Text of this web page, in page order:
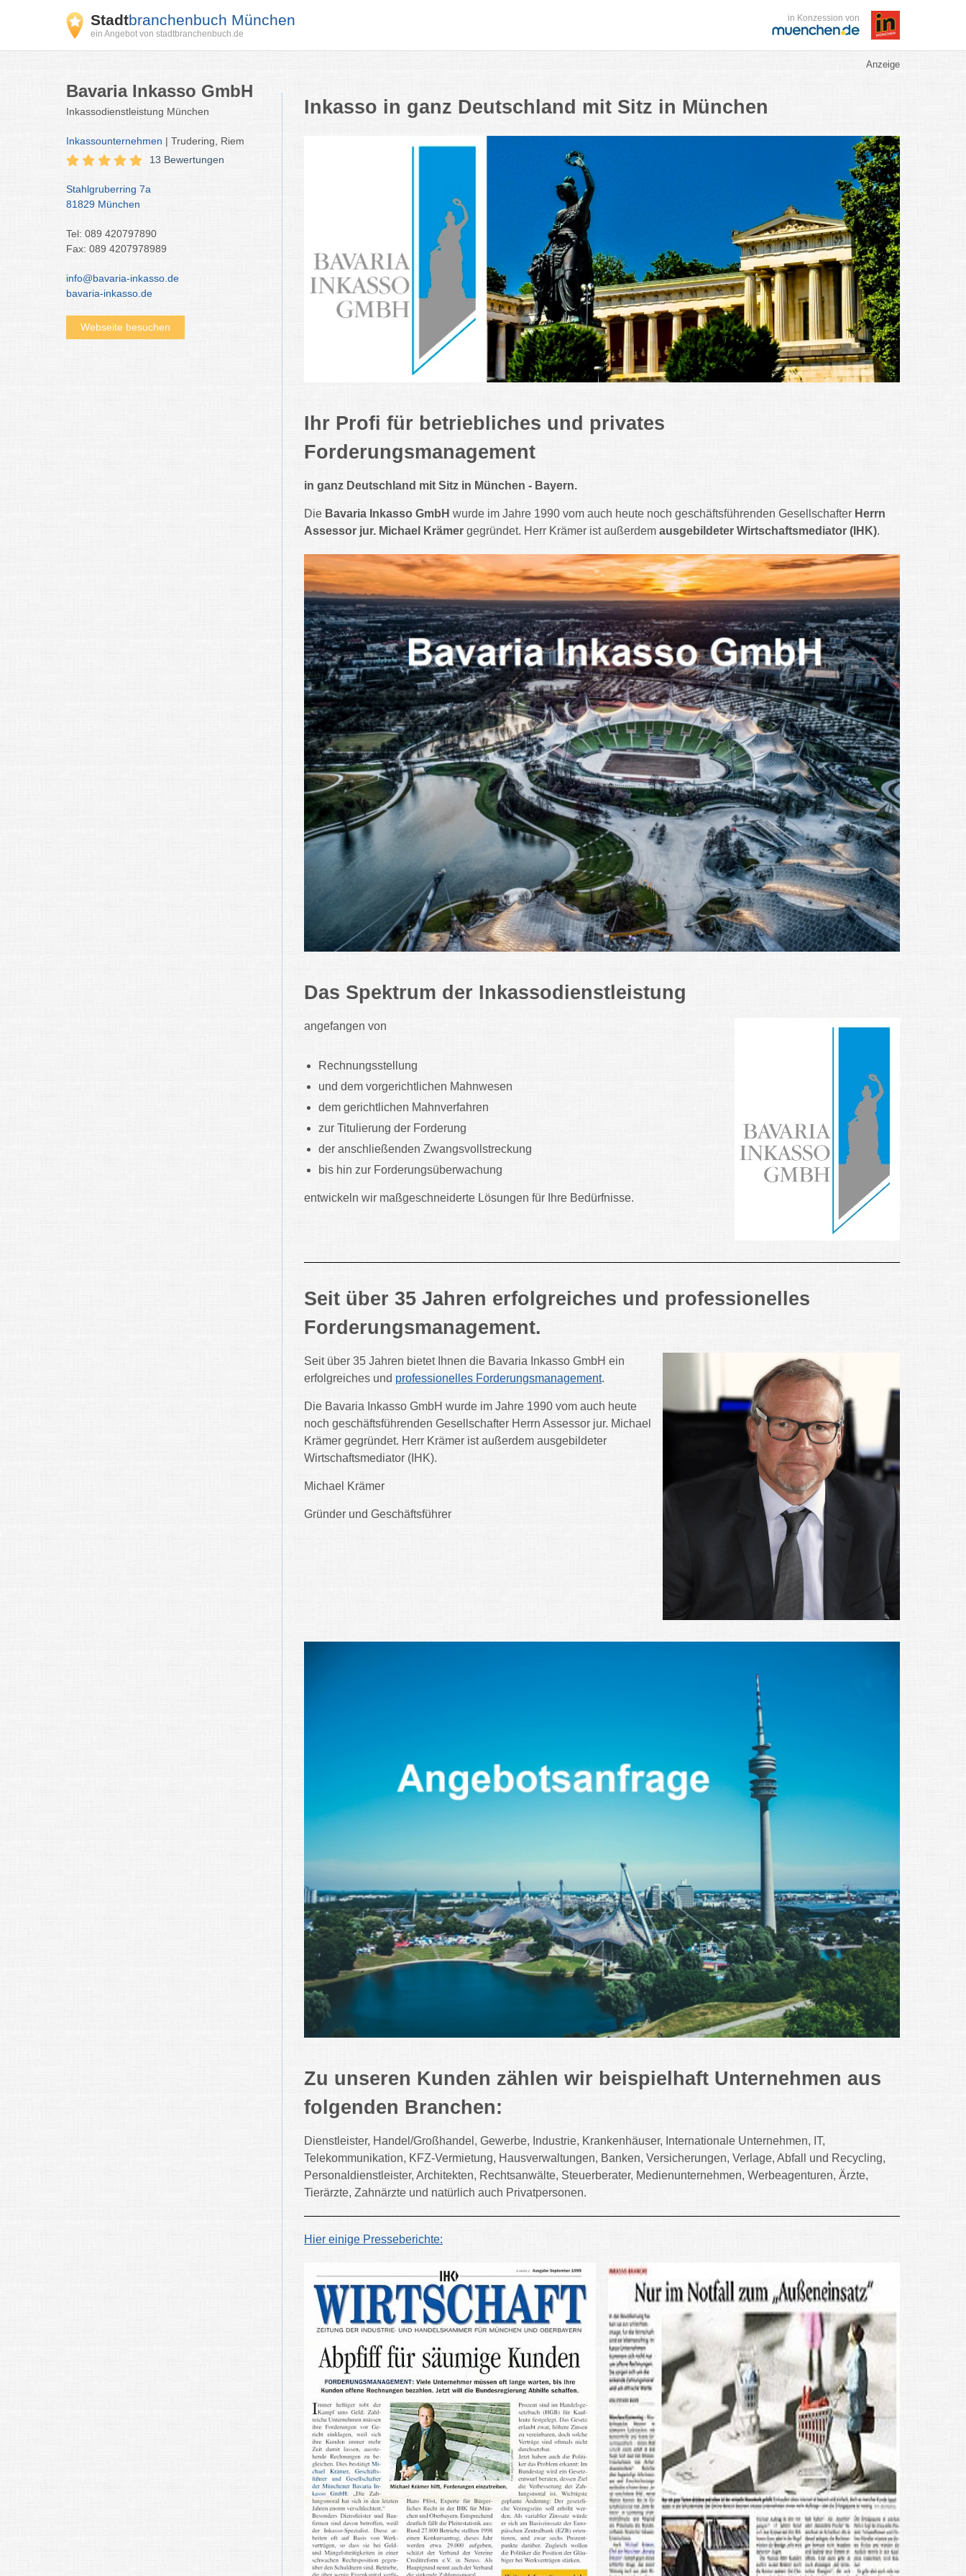
Stadtbranchenbuch München
ein Angebot von stadtbranchenbuch.de
in Konzession von
Anzeige
Bavaria Inkasso GmbH
Inkassodienstleistung München
Inkassounternehmen | Trudering, Riem
13 Bewertungen
Stahlgruberring 7a
81829 München
Tel: 089 420797890
Fax: 089 4207978989
info@bavaria-inkasso.de
bavaria-inkasso.de
Webseite besuchen
Inkasso in ganz Deutschland mit Sitz in München
Ihr Profi für betriebliches und privates
Forderungsmanagement
in ganz Deutschland mit Sitz in München - Bayern.
Die Bavaria Inkasso GmbH wurde im Jahre 1990 vom auch heute noch geschäftsführenden Gesellschafter Herrn
Assessor jur. Michael Krämer gegründet. Herr Krämer ist außerdem ausgebildeter Wirtschaftsmediator (IHK).
Das Spektrum der Inkassodienstleistung
angefangen von
Rechnungsstellung
und dem vorgerichtlichen Mahnwesen
dem gerichtlichen Mahnverfahren
zur Titulierung der Forderung
der anschließenden Zwangsvollstreckung
bis hin zur Forderungsüberwachung
entwickeln wir maßgeschneiderte Lösungen für Ihre Bedürfnisse.
Seit über 35 Jahren erfolgreiches und professionelles
Forderungsmanagement.
Seit über 35 Jahren bietet Ihnen die Bavaria Inkasso GmbH ein
erfolgreiches und professionelles Forderungsmanagement.
Die Bavaria Inkasso GmbH wurde im Jahre 1990 vom auch heute
noch geschäftsführenden Gesellschafter Herrn Assessor jur. Michael
Krämer gegründet. Herr Krämer ist außerdem ausgebildeter
Wirtschaftsmediator (IHK).
Michael Krämer
Gründer und Geschäftsführer
Zu unseren Kunden zählen wir beispielhaft Unternehmen aus
folgenden Branchen:
Dienstleister, Handel/Großhandel, Gewerbe, Industrie, Krankenhäuser, Internationale Unternehmen, IT,
Telekommunikation, KFZ-Vermietung, Hausverwaltungen, Banken, Versicherungen, Verlage, Abfall und Recycling,
Personaldienstleister, Architekten, Rechtsanwälte, Steuerberater, Medienunternehmen, Werbeagenturen, Ärzte,
Tierärzte, Zahnärzte und natürlich auch Privatpersonen.
Hier einige Presseberichte: